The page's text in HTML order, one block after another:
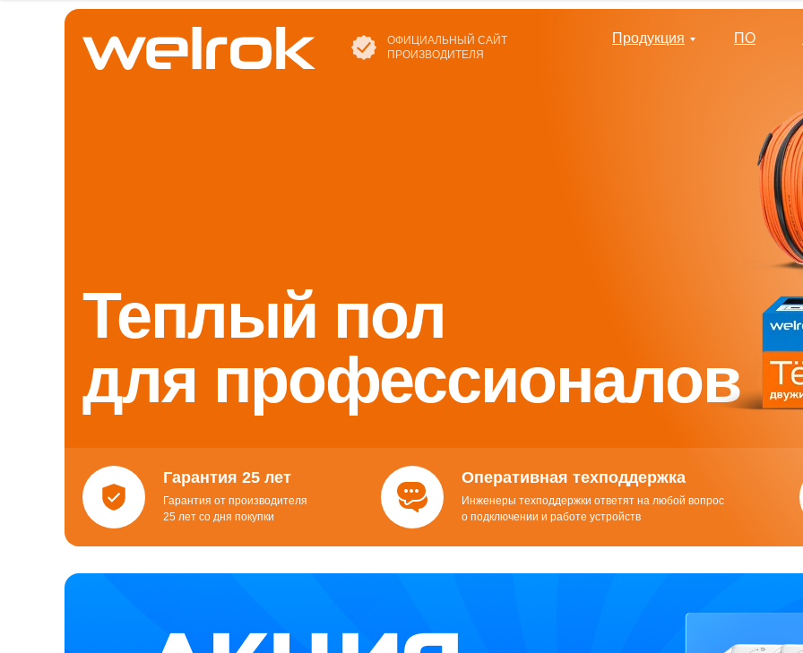
Теплый пол
для профессионалов
Гарантия 25 лет
Гарантия от производителя
25 лет со дня покупки
Оперативная техподдержка
Инженеры техподдержки ответят на любой вопрос
о подключении и работе устройств
ОФИЦИАЛЬНЫЙ САЙТ
ПРОИЗВОДИТЕЛЯ
Продукция ПО